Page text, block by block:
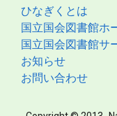
ひなぎくとは
国立国会図書館ホ
国立国会図書館サ
お知らせ
お問い合わせ